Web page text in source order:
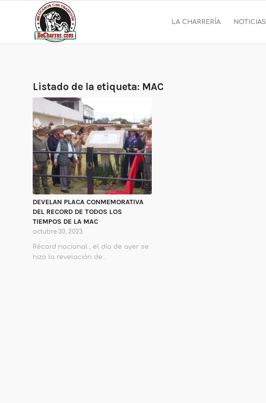
LA CHARRERÍA NOTICIAS
Listado de la etiqueta: MAC
DEVELAN PLACA CONMEMORATIVA
DEL RECORD DE TODOS LOS
TIEMPOS DE LA MAC
octubre 30, 2023
Récord nacional , el día de ayer se
hizo la revelación de…